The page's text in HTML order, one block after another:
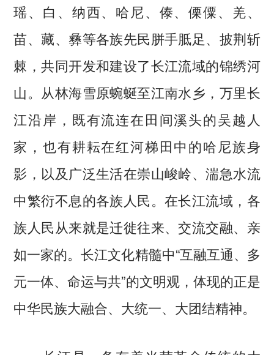
瑶、白、纳西、哈尼、傣、傈僳、羌、
苗、藏、彝等各族先民胼手胝足、披荆斩
棘，共同开发和建设了长江流域的锦绣河
山。从林海雪原蜿蜒至江南水乡，万里长
江沿岸，既有流连在田间溪头的吴越人
家，也有耕耘在红河梯田中的哈尼族身
影，以及广泛生活在崇山峻岭、湍急水流
中繁衍不息的各族人民。在长江流域，各
族人民从来就是迁徙往来、交流交融、亲
如一家的。长江文化精髓中“互融互通、多
元一体、命运与共”的文明观，体现的正是
中华民族大融合、大统一、大团结精神。